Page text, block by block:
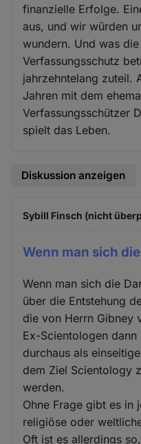
finanzielle Erfolge.
aus, und wir würden
wundern. Und was
Verfassungsschutz
jahrzehntelang zuteil.
Jahren mit dem
Verfassungsschützer
spielt das Leben.
Diskussion anzeigen
Sybill Finsch (nicht
Wenn man sich
Wenn man sich die
über die Entstehung
die von Herrn Gibney
Ex-Scientologen
durchaus als
dem Ziel Scientology
werden.
Ohne Frage gibt es in
religiöse oder
Oft ist es allerdings